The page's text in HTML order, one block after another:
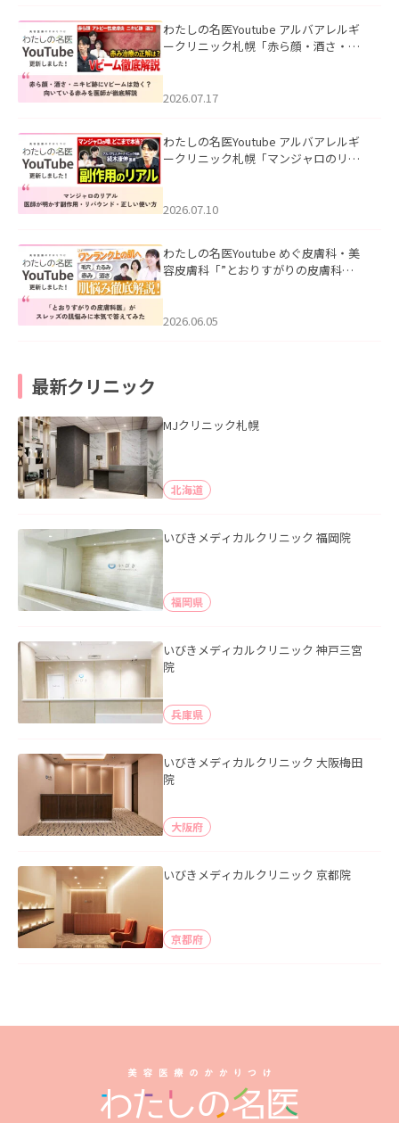
わたしの名医Youtube アルバアレルギ
ークリニック札幌「赤ら顔・酒さ・ニ
した。
2026.07.17
わたしの名医Youtube アルバアレルギ
ークリニック札幌「マンジャロのリア
た。
2026.07.10
わたしの名医Youtube めぐ皮膚科・美
容皮膚科「”とおりすがりの皮膚科
2026.06.05
最新クリニック
MJクリニック札幌
北海道
いびきメディカルクリニック 福岡院
福岡県
いびきメディカルクリニック 神戸三宮
院
兵庫県
いびきメディカルクリニック 大阪梅田
院
大阪府
いびきメディカルクリニック 京都院
京都府